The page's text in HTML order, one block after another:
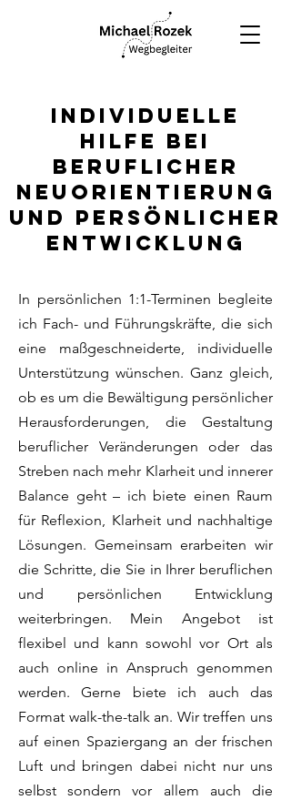
Individuelle
hilfe bei
beruflicher
neuorientierung
und persönlicheR
Entwicklung
In persönlichen 1:1-Terminen begleite
ich Fach- und Führungskräfte, die sich
eine maßgeschneiderte, individuelle
Unterstützung wünschen. Ganz gleich,
ob es um die Bewältigung persönlicher
Herausforderungen, die Gestaltung
beruflicher Veränderungen oder das
Streben nach mehr Klarheit und innerer
Balance geht – ich biete einen Raum
für Reflexion, Klarheit und nachhaltige
Lösungen. Gemeinsam erarbeiten wir
die Schritte, die Sie in Ihrer beruflichen
und persönlichen Entwicklung
weiterbringen. Mein Angebot ist
flexibel und kann sowohl vor Ort als
auch online in Anspruch genommen
werden. Gerne biete ich auch das
Format walk-the-talk an. Wir treffen uns
auf einen Spaziergang an der frischen
Luft und bringen dabei nicht nur uns
selbst sondern vor allem auch die